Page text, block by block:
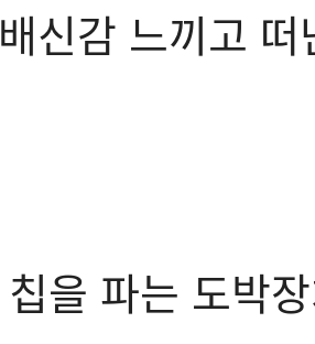
배신감 느끼고
칩을 파는 도박